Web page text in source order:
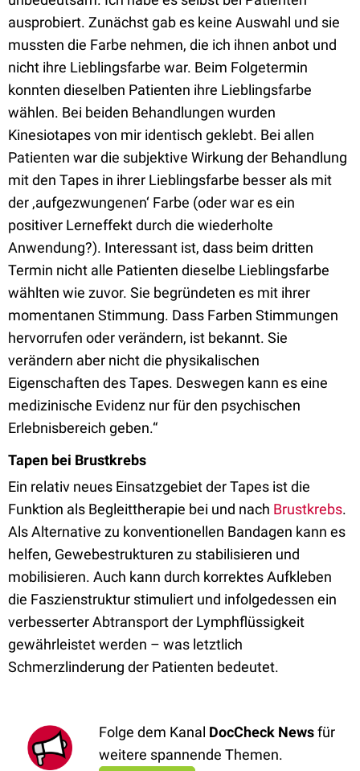
ausprobiert. Zunächst gab es keine Auswahl und sie
mussten die Farbe nehmen, die ich ihnen anbot und
nicht ihre Lieblingsfarbe war. Beim Folgetermin
konnten dieselben Patienten ihre Lieblingsfarbe
wählen. Bei beiden Behandlungen wurden
Kinesiotapes von mir identisch geklebt. Bei allen
Patienten war die subjektive Wirkung der Behandlung
mit den Tapes in ihrer Lieblingsfarbe besser als mit
der ‚aufgezwungenen‘ Farbe (oder war es ein
positiver Lerneffekt durch die wiederholte
Anwendung?). Interessant ist, dass beim dritten
Termin nicht alle Patienten dieselbe Lieblingsfarbe
wählten wie zuvor. Sie begründeten es mit ihrer
momentanen Stimmung. Dass Farben Stimmungen
hervorrufen oder verändern, ist bekannt. Sie
verändern aber nicht die physikalischen
Eigenschaften des Tapes. Deswegen kann es eine
medizinische Evidenz nur für den psychischen
Erlebnisbereich geben.“
Tapen bei Brustkrebs
Ein relativ neues Einsatzgebiet der Tapes ist die
Funktion als Begleittherapie bei und nach Brustkrebs.
Als Alternative zu konventionellen Bandagen kann es
helfen, Gewebestrukturen zu stabilisieren und
mobilisieren. Auch kann durch korrektes Aufkleben
die Faszienstruktur stimuliert und infolgedessen ein
verbesserter Abtransport der Lymphflüssigkeit
gewährleistet werden – was letztlich
Schmerzlinderung der Patienten bedeutet.
Folge dem Kanal DocCheck Newsfür
weitere spannende Themen.